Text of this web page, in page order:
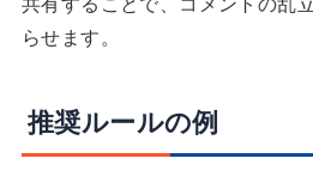
らせます。
推奨ルールの例